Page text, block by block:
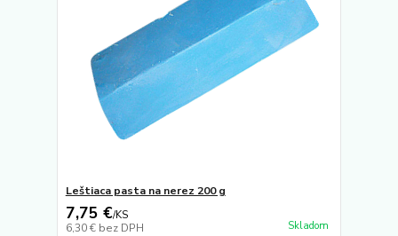
Leštiaca pasta na nerez 200 g
7,75 €/KS
6,30 € bez DPH Skladom